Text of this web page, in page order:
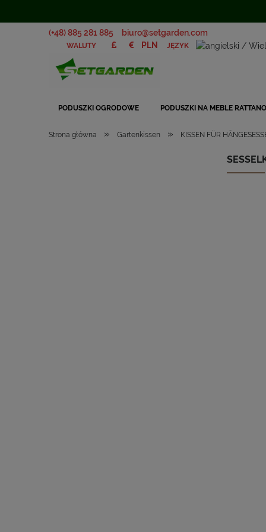
(+48) 885 281 885 biuro@setgarden.com
JĘZYK
WALUTY
PODUSZKI OGRODOWE PODUSZKI NA MEBLE
Strona główna » Gartenkissen » KISSEN FÜR